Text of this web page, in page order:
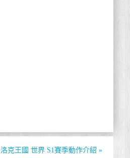
洛克王國 世界 S1賽季動作介紹 »